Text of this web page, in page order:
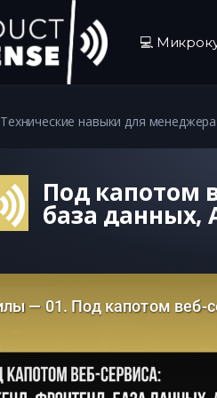
💻
Технические навыки для менеджера
Под капотом
база данных,